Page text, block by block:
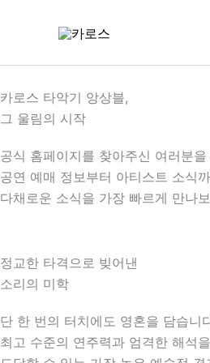
건
너
기
카로스 타악기 앙상블,
그 울림의 시작
공식 홈페이지를 찾아주신 여러분
공연 예매 정보부터 아티스트 소식
다채로운 소식을 가장 빠르게 만나
정교한 타격으로 빚어낸
소리의 미학
단 한 번의 터치에도 영혼을 담습니
최고 수준의 연주력과 엄격한 해석